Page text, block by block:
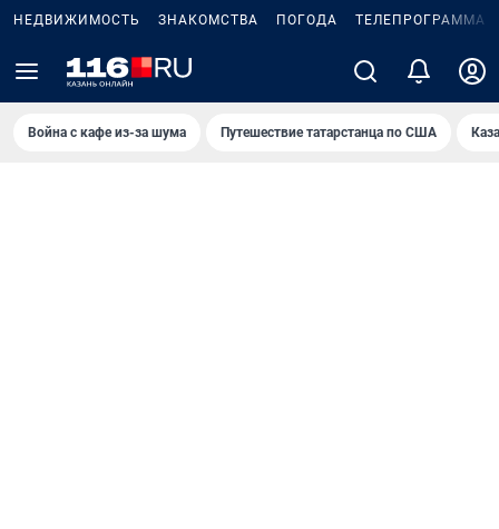
НЕДВИЖИМОСТЬ ЗНАКОМСТВА ПОГОДА ТЕЛЕПРОГРАММА
Война с кафе из-за шума Путешествие татарстанца по США